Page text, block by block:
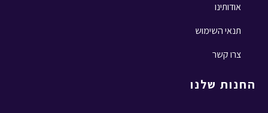
אודותינו
תנאי השימוש
צרו קשר
החנות שלנו